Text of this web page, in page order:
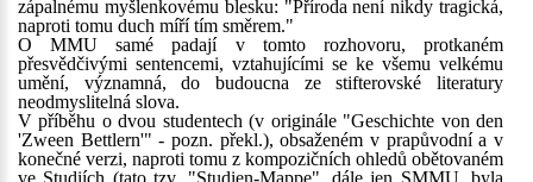
zápalnému myšlenkovému blesku: "Příroda není nikdy tragická,
naproti tomu duch míří tím směrem."
O MMU samé padají v tomto rozhovoru, protkaném
přesvědčivými sentencemi, vztahujícími se ke všemu velkému
umění, významná, do budoucna ze stifterovské literatury
neodmyslitelná slova.
V příběhu o dvou studentech (v originále "Geschichte von den
'Zween Bettlern'" - pozn. překl.), obsaženém v prapůvodní a v
konečné verzi, naproti tomu z kompozičních ohledů obětovaném
ve Studiích (tato tzv. "Studien-Mappe", dále jen SMMU, byla